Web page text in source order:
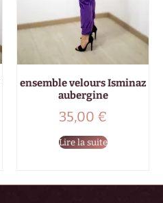
ensemble velours Isminaz
aubergine
35,00 €
Lire la suite